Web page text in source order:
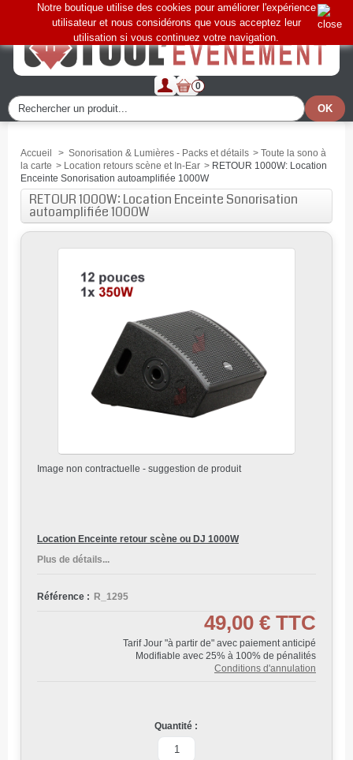
0
Notre boutique utilise des cookies pour améliorer l'expérience
utilisateur et nous considérons que vous acceptez leur
utilisation si vous continuez votre navigation.
Accueil > Sonorisation & Lumières - Packs et détails > Toute la sono à
la carte > Location retours scène et In-Ear > RETOUR 1000W: Location
Enceinte Sonorisation autoamplifiée 1000W
RETOUR 1000W: Location Enceinte Sonorisation
autoamplifiée 1000W
Image non contractuelle - suggestion de produit
Location Enceinte retour scène ou DJ 1000W
Plus de détails...
Référence : R_1295
49,00 € TTC
Tarif Jour "à partir de" avec paiement anticipé
Modifiable avec 25% à 100% de pénalités
Conditions d'annulation
Quantité :